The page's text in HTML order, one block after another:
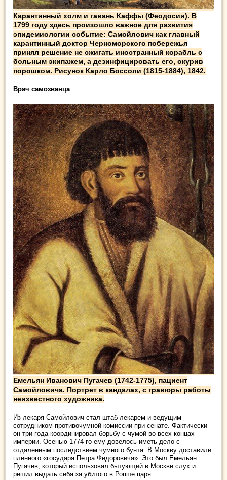
Карантинный холм и гавань Каффы (Феодосии). В
1799 году здесь произошло важное для развития
эпидемиологии событие: Самойлович как главный
карантинный доктор Черноморского побережья
принял решение не сжигать иностранный корабль с
больным экипажем, а дезинфицировать его, окурив
порошком. Рисунок Карло Боссоли (1815-1884), 1842.
Врач самозванца
Емельян Иванович Пугачев (1742-1775), пациент
Самойловича. Портрет в кандалах, с гравюры работы
неизвестного художника.
Из лекаря Самойлович стал штаб-лекарем и ведущим
сотрудником противочумной комиссии при сенате. Фактически
он три года координировал борьбу с чумой во всех концах
империи. Осенью 1774-го ему довелось иметь дело с
отдаленным последствием чумного бунта. В Москву доставили
пленного «государя Петра Федоровича». Это был Емельян
Пугачев, который использовал бытующий в Москве слух и
решил выдать себя за убитого в Ропше царя.